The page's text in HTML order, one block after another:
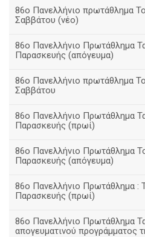
86ο Πανελλήνιο πρωτάθλημα
Σαββάτου (νέο)
86ο Πανελλήνιο Πρωτάθλημα
Παρασκευής (απόγευμα)
86ο Πανελλήνιο πρωτάθλημα
Σαββάτου
86ο Πανελλήνιο Πρωτάθλημα
Παρασκευής (πρωί)
86ο Πανελλήνιο Πρωτάθλημα
Παρασκευής (απόγευμα)
86ο Πανελλήνιο Πρωτάθλημα :
Παρασκευής (πρωί)
86ο Πανελλήνιο Πρωτάθλημα
απογευματινού προγράμματος